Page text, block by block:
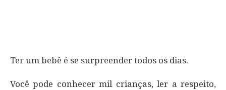
Ter um bebê é se surpreender todos os dias.
Você pode conhecer mil crianças, ler a respeito,